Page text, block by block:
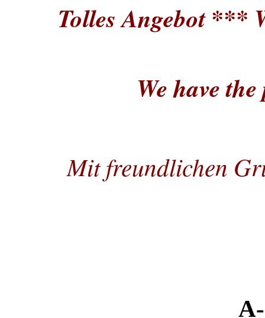
Tolles Angebot ***
We have
Mit freundlichen